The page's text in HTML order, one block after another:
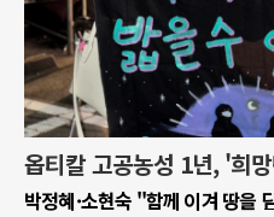
옵티칼 고공농성 1년, '희
박정혜·소현숙 "함께 이겨 땅을